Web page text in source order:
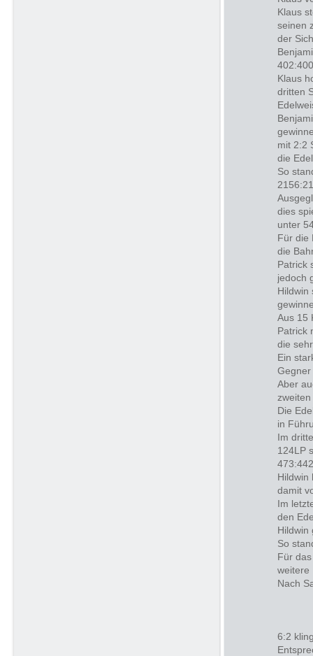
Klaus
seinen
der
Klaus
dritten
mit 2:2
die
So
dies
unter
Für die
die
Patrick
jedoch
Hildwin
Aus 15
Patrick
die
Ein
Gegner
Aber
Die
in
Im
124LP
Hildwin
damit
Im
den
Hildwin
So
Für
weitere
Nach
6:2